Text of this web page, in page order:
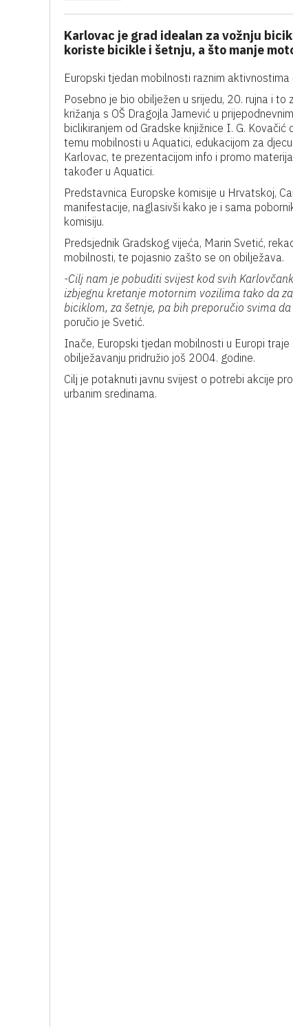
Karlovac je grad idealan za vožnju
koriste bicikle i šetnju, a što manje
Europski tjedan mobilnosti raznim
Posebno je bio obilježen u srijedu, 20. rujna i
križanja s OŠ Dragojla Jarnević u
biclikiranjem od Gradske knjižnice I. G.
temu mobilnosti u Aquatici, edukacijom za
Karlovac, te prezentacijom info i promo
također u Aquatici.
Predstavnica Europske komisije u Hrvatskoj,
manifestacije, naglasivši kako je i sama
komisiju.
Predsjednik Gradskog vijeća, Marin Svetić,
mobilnosti, te pojasnio zašto se on obilježava.
-Cilj nam je pobuditi svijest kod svih
izbjegnu kretanje motornim vozilima tako da
biciklom, za šetnje, pa bih preporučio svima
poručio je Svetić.
Inače, Europski tjedan mobilnosti u Europi
obilježavanju pridružio još 2004. godine.
Cilj je potaknuti javnu svijest o potrebi akcije
urbanim sredinama.